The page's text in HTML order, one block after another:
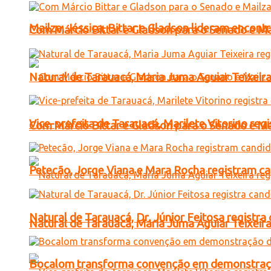
Mailza, Jéssica, Bittar e Gladson lideram
Com Márcio Bittar e Gladson para o Senado e
Natural de Tarauacá, Maria Juma Aguiar
Com Márcio Bittar e Gladson para o Senado e
Natural de Tarauacá, Maria Juma Aguiar
Vice-prefeita de Tarauacá, Marilete Vitorino
Petecão, Jorge Viana e Mara Rocha registram
Natural de Tarauacá, Dr. Júnior Feitosa
Bocalom transforma convenção em